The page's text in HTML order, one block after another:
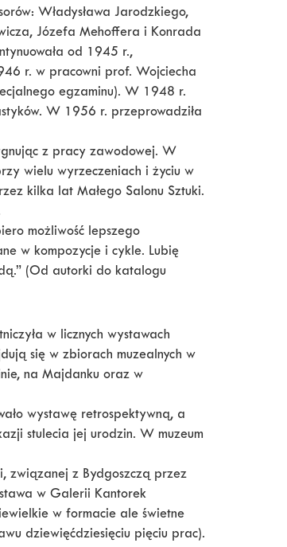
Władysława Jarodzkiego,
Józefa Mehoffera i Konrada
od 1945 r.,
r. w pracowni prof. Wojciecha
egzaminu). W 1948 r.
W 1956 r. przeprowadziła
z pracy zawodowej. W
wielu wyrzeczeniach i życiu w
kilka lat Małego Salonu Sztuki.
możliwość lepszego
w kompozycje i cykle. Lubię
(Od autorki do katalogu
w licznych wystawach
się w zbiorach muzealnych w
na Majdanku oraz w
wystawę retrospektywną, a
stulecia jej urodzin. W muzeum
związanej z Bydgoszczą przez
w Galerii Kantorek
w formacie ale świetne
dziewięćdziesięciu pięciu prac).